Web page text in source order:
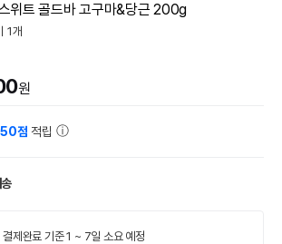
위트 골드바 고구마&당근 200g
1개
원
점 적립
결제완료 기준 1 ~ 7일 소요 예정